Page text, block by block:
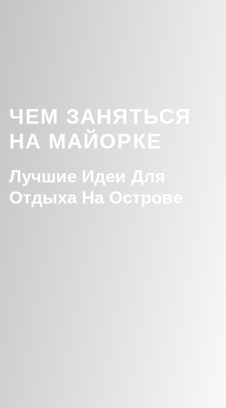
ЧЕМ ЗАНЯТЬСЯ
НА МАЙОРКЕ
Лучшие Идеи Для
Отдыха На Острове